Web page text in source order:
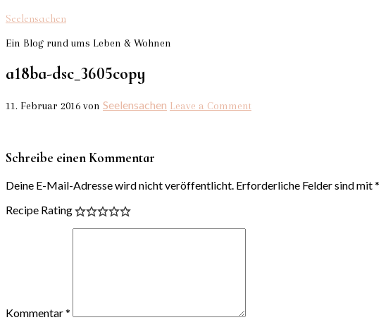
Seelensachen
Ein Blog rund ums Leben & Wohnen
a18ba-dsc_3605copy
11. Februar 2016 von Seelensachen Leave a Comment
Schreibe einen Kommentar
Deine E-Mail-Adresse wird nicht veröffentlicht. Erforderliche Felder sind mit*
Recipe Rating
Kommentar*